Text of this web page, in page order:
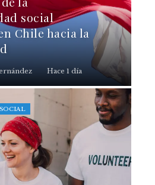
social
Chile hacia la
Hace 1 día